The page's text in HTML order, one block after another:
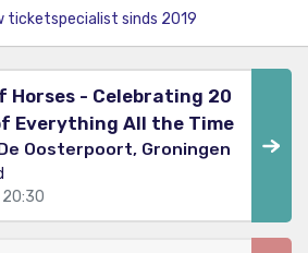
ticketspecialist sinds 2019
Horses - Celebrating 20
Everything All the Time
Oosterpoort, Groningen
20:30